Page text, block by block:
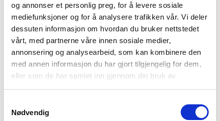
og annonser et personlig preg, for å levere sosiale
mediefunksjoner og for å analysere trafikken vår. Vi deler
dessuten informasjon om hvordan du bruker nettstedet
vårt, med partnerne våre innen sosiale medier,
annonsering og analysearbeid, som kan kombinere den
med annen informasjon du har gjort tilgjengelig for dem,
eller som de har samlet inn gjennom din bruk av
tjenestene deres.
Nødvendig
50%
SENGESETT ADELE
BEIGE
799,00
50%
SENGESETT ADELE